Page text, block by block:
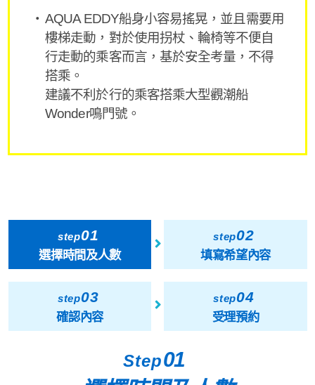
AQUA EDDY船身小容易搖晃，並且需要用
樓梯走動，對於使用拐杖、輪椅等不便自
行走動的乘客而言，基於安全考量，不得
搭乘。
建議不利於行的乘客搭乘大型觀潮船
Wonder鳴門號。
step01
選擇時間及人數
step02
填寫希望內容
step03
確認內容
step04
受理預約
Step01